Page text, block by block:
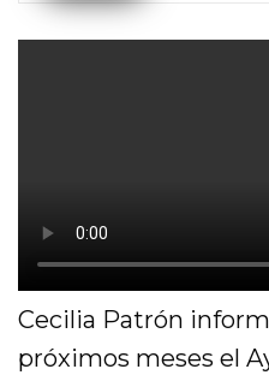
Cecilia Patrón
próximos meses el